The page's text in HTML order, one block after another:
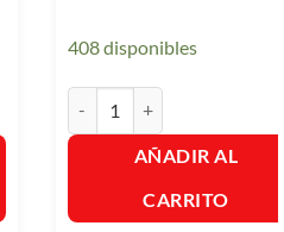
408 disponibles
AÑADIR AL
CARRITO